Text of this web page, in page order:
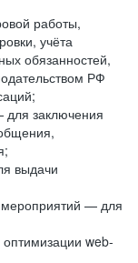
работы,
учёта
обязанностей,
РФ
заключения
выдачи
мероприятий — для
web-